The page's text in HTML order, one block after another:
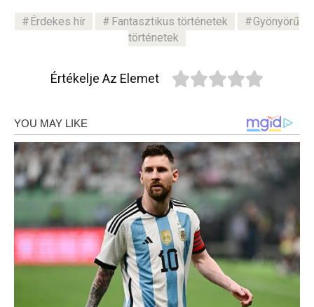
Érdekes hír Fantasztikus történetek
Gyönyörű
történetek
Értékelje Az Elemet